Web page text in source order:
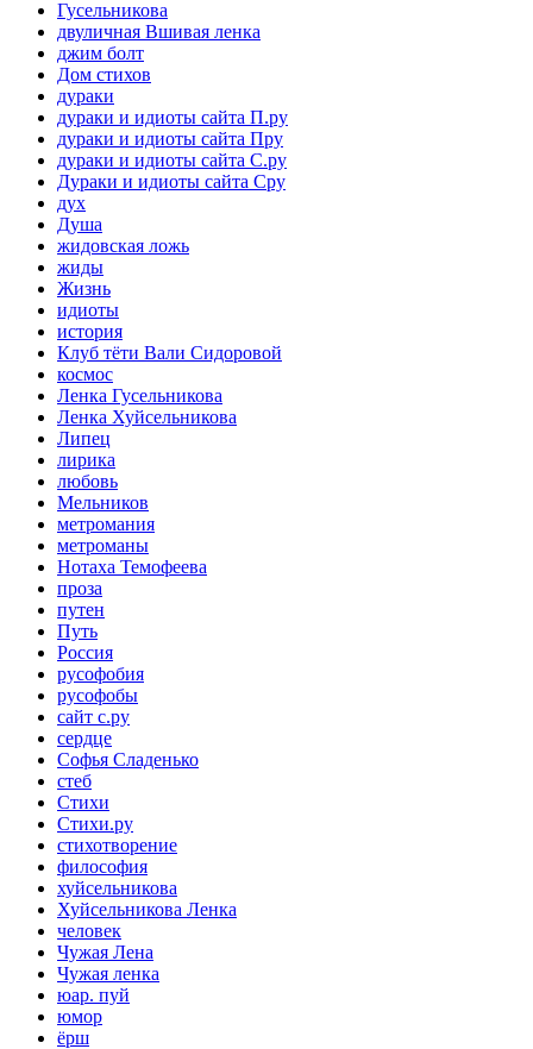
Гусельникова
двуличная Вшивая ленка
джим болт
Дом стихов
дураки
дураки и идиоты сайта П.ру
дураки и идиоты сайта Пру
дураки и идиоты сайта С.ру
Дураки и идиоты сайта Сру
дух
Душа
жидовская ложь
жиды
Жизнь
идиоты
история
Клуб тёти Вали Сидоровой
космос
Ленка Гусельникова
Ленка Хуйсельникова
Липец
лирика
любовь
Мельников
метромания
метроманы
Нотаха Темофеева
проза
путен
Путь
Россия
русофобия
русофобы
сайт с.ру
сердце
Софья Сладенько
стеб
Стихи
Стихи.ру
стихотворение
философия
хуйсельникова
Хуйсельникова Ленка
человек
Чужая Лена
Чужая ленка
юар. пуй
юмор
ёрш